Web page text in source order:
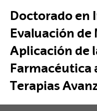
Doctorado en
Evaluación
Aplicación de
Farmacéutica
Terapias